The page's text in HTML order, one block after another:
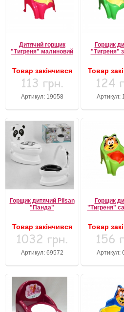
Дитячий горщик
"Тигреня" малиновий
Товар закінчився
113 грн.
Артикул: 19058
Горщик
"Тигреня"
Товар
124
Артикул:
Горщик дитячий Pilsan
"Панда"
Товар закінчився
1032 грн.
Артикул: 69572
Горщик
"Тигреня"
Товар
156
Артикул: